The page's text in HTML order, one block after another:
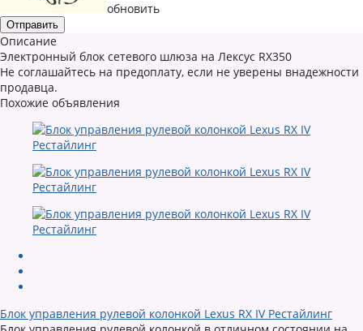
обновить
Описание
Электронный блок сетевого шлюза на Лексус RX350
Не соглашайтесь на предоплату, если не уверены внадежности
продавца.
Похожие объявления
Блок управления рулевой колонкой Lexus RX IV Рестайлинг